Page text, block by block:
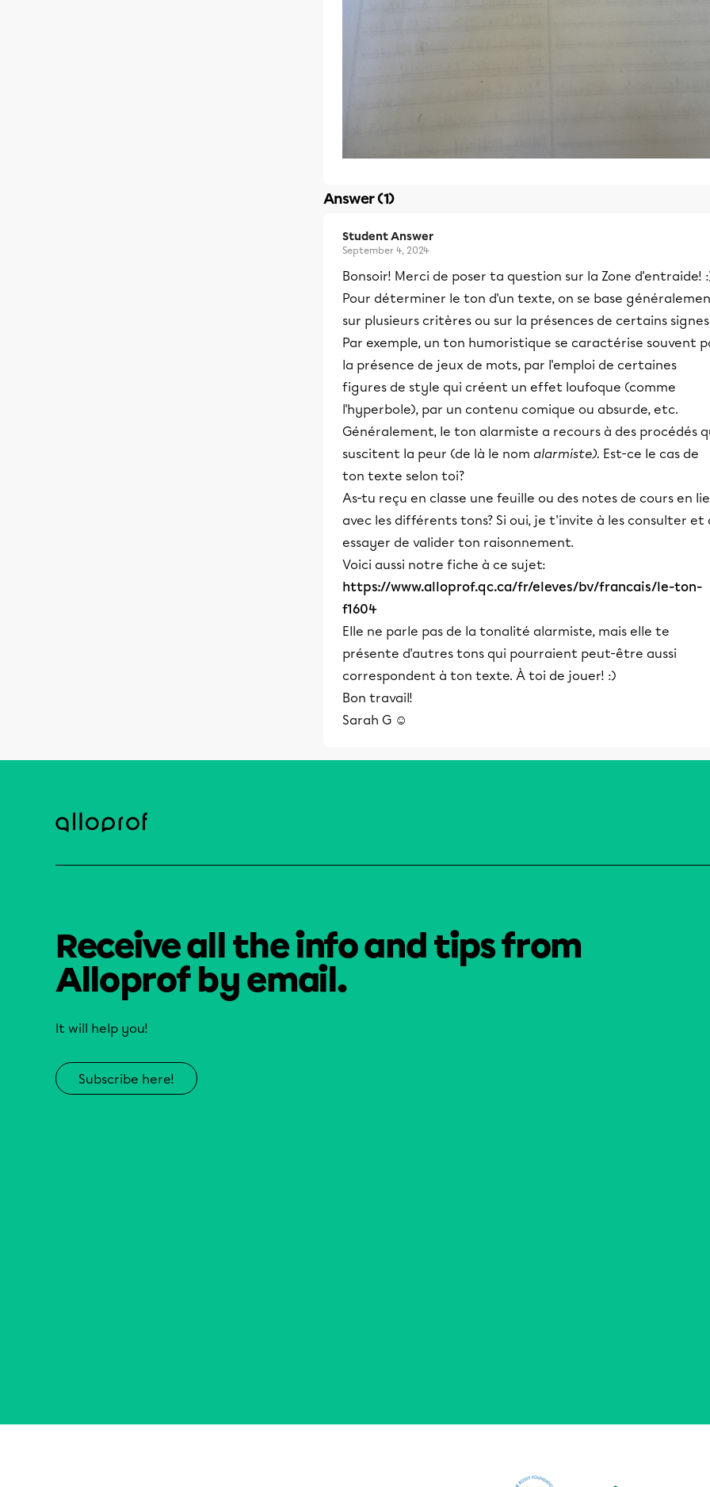
Answer (1)
Student Answer
September 4, 2024
Bonsoir! Merci de poser ta question sur la Zone d'entraide!
Pour déterminer le ton d'un texte, on se base
sur plusieurs critères ou sur la présences de certains
Par exemple, un ton humoristique se caractérise souvent
la présence de jeux de mots, par l'emploi de certaines
figures de style qui créent un effet loufoque (comme
l'hyperbole), par un contenu comique ou absurde, etc.
Généralement, le ton alarmiste a recours à des procédés
suscitent la peur (de là le nom alarmiste). Est-ce le cas de
ton texte selon toi?
As-tu reçu en classe une feuille ou des notes de cours en
avec les différents tons? Si oui, je t'invite à les consulter et
essayer de valider ton raisonnement.
Voici aussi notre fiche à ce sujet:
https://www.alloprof.qc.ca/fr/eleves/bv/francais/le-ton-
f1604
Elle ne parle pas de la tonalité alarmiste, mais elle te
présente d'autres tons qui pourraient peut-être aussi
correspondent à ton texte. À toi de jouer! :)
Bon travail!
Sarah G ☺
Receive all the info and tips from
Alloprof by email.
It will help you!
Subscribe here!